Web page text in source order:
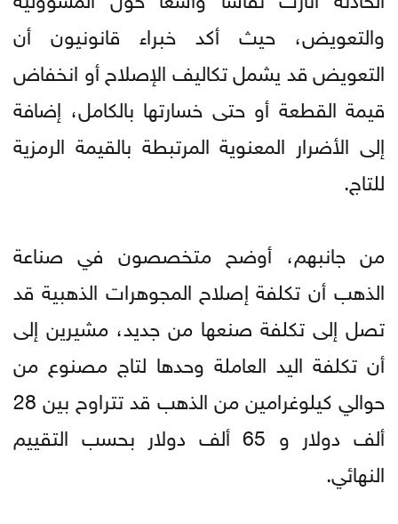
والتعويض، حيث أكد خبراء قانونيون أن
التعويض قد يشمل تكاليف الإصلاح أو انخفاض
قيمة القطعة أو حتى خسارتها بالكامل، إضافة
إلى الأضرار المعنوية المرتبطة بالقيمة الرمزية
للتاج.
من جانبهم، أوضح متخصصون في صناعة
الذهب أن تكلفة إصلاح المجوهرات الذهبية قد
تصل إلى تكلفة صنعها من جديد، مشيرين إلى
أن تكلفة اليد العاملة وحدها لتاج مصنوع من
حوالي كيلوغرامين من الذهب قد تتراوح بين 28
ألف دولار و 65 ألف دولار بحسب التقييم
النهائي.